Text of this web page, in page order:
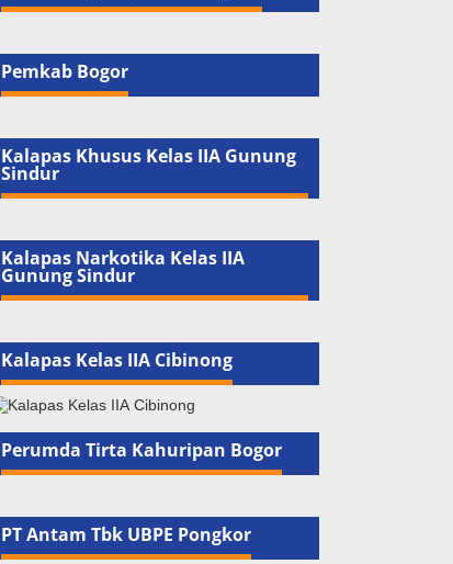
Pemkab Bogor
Kalapas Khusus Kelas IIA Gunung
Sindur
Kalapas Narkotika Kelas IIA
Gunung Sindur
Kalapas Kelas IIA Cibinong
Perumda Tirta Kahuripan Bogor
PT Antam Tbk UBPE Pongkor